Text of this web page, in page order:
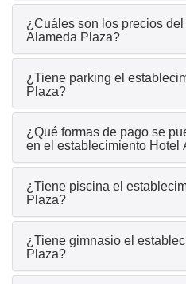
¿Cuáles son los precios
Alameda Plaza?
¿Tiene parking el
Plaza?
¿Qué formas de pago se
en el establecimiento Hotel
¿Tiene piscina el
Plaza?
¿Tiene gimnasio el
Plaza?